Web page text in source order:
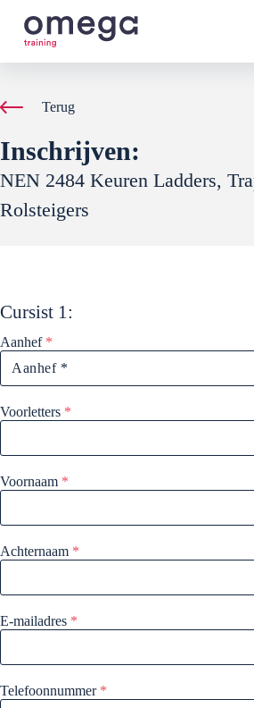
G
a
d
i
n
h
u
Terug
Inschrijven:
NEN 2484 Keuren Ladders,
Rolsteigers
Cursist 1:
Aanhef *
Voorletters *
Voornaam *
Achternaam *
E-mailadres *
Telefoonnummer *